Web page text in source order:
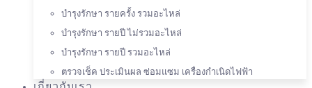
บำรุงรักษา รายครั้ง รวมอะไหล่
บำรุงรักษา รายปี ไม่รวมอะไหล่
บำรุงรักษา รายปี รวมอะไหล่
ตรวจเช็ค ประเมินผล ซ่อมแซม เครื่องกำเนิดไฟฟ้า